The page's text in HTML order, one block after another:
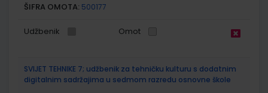
ŠIFRA OMOTA: 500177
Udžbenik Omot
SVIJET TEHNIKE 7; udžbenik za tehničku kulturu s dodatnim
digitalnim sadržajima u sedmom razredu osnovne škole